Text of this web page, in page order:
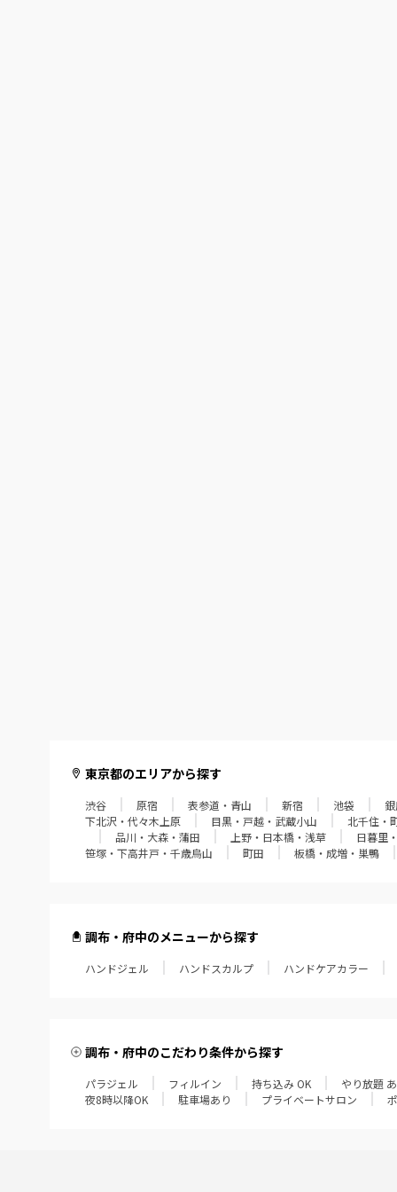
東京都のエリアから探す
渋谷 原宿 表参道・青山 新宿 池袋
下北沢・代々木上原
目黒・戸越・武蔵小山 北千住・
品川・大森・蒲田
上野・日本橋・浅草 日暮里
笹塚・下高井戸・千歳烏山
町田 板橋・成増・巣鴨
調布・府中のメニューから探す
ハンドジェル ハンドスカルプ ハンドケアカラー
調布・府中のこだわり条件から探す
パラジェル フィルイン 持ち込み OK やり放題
夜8時以降OK
駐車場あり プライベートサロン